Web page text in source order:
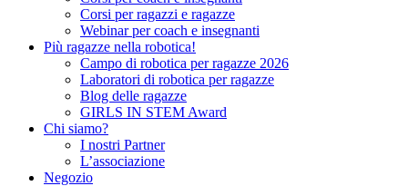
Corsi per ragazzi e ragazze
Webinar per coach e insegnanti
Più ragazze nella robotica!
Campo di robotica per ragazze 2026
Laboratori di robotica per ragazze
Blog delle ragazze
GIRLS IN STEM Award
Chi siamo?
I nostri Partner
L’associazione
Negozio